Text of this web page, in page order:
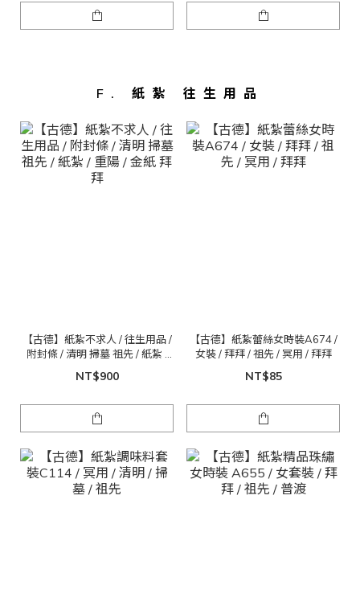
F. 紙紮 往生用品
【古德】紙紮不求人 / 往生用品 /
附封條 / 清明 掃墓 祖先 / 紙紮 /
重陽 / 金紙 拜拜
NT$900
【古德】紙紮蕾絲女時裝A674 /
女裝 / 拜拜 / 祖先 / 冥用 / 拜拜
NT$85